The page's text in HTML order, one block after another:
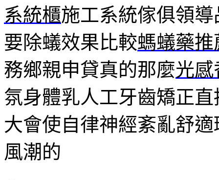
系統櫃施工系統傢俱領
要除蟻效果比較螞蟻藥推
務鄉親申貸真的那麼光
氛身體乳人工牙齒矯正
大會使自律神經紊亂舒
風潮的